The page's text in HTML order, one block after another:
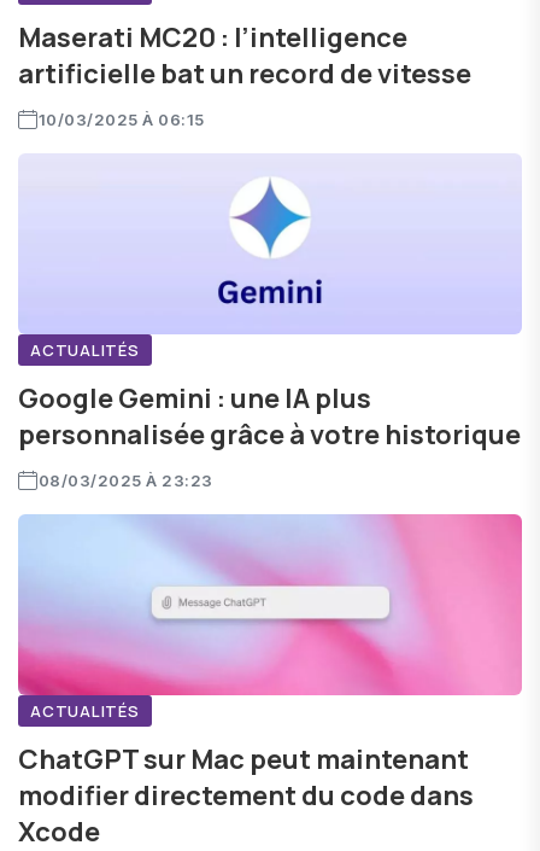
Maserati MC20 : l’intelligence
artificielle bat un record de vitesse
10/03/2025 À 06:15
ACTUALITÉS
Google Gemini : une IA plus
personnalisée grâce à votre historique
08/03/2025 À 23:23
ACTUALITÉS
ChatGPT sur Mac peut maintenant
modifier directement du code dans
Xcode